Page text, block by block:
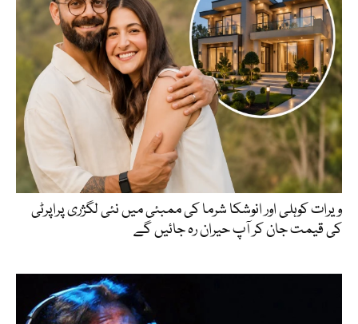
ویرات کوہلی اور انوشکا شرما کی ممبئی میں نئی لگژری پراپرٹی
کی قیمت جان کر آپ حیران رہ جائیں گے